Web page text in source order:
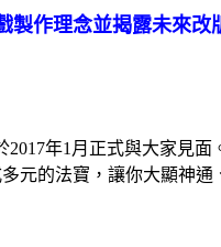
製作理念並揭露未來改
2017年1 月正式與大家見面
元的法寶，讓你大顯神通